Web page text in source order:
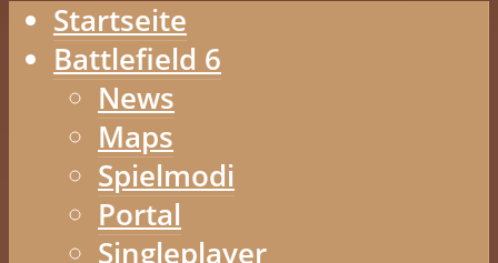
Startseite
Battlefield 6
News
Maps
Spielmodi
Portal
Singleplayer